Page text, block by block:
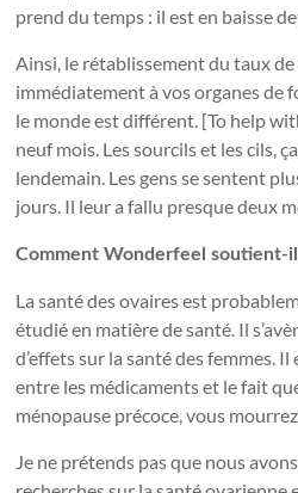
prend du temps : il est en baisse
Ainsi, le rétablissement du taux
immédiatement à vos organes de
le monde est différent. [To help
neuf mois. Les sourcils et les cils,
lendemain. Les gens se sentent
jours. Il leur a fallu presque deux
Comment Wonderfeel soutient-il
La santé des ovaires est
étudié en matière de santé. Il
d’effets sur la santé des femmes.
entre les médicaments et le fait
ménopause précoce, vous
Je ne prétends pas que nous